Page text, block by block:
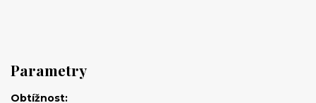
Parametry
Obtížnost